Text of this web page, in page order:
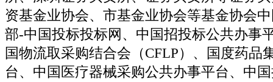
资基金业协会、市基金业协会等基金协会
部-中国投标投标网、中国招投标公共办事
国物流取采购结合会（CFLP）、国度药品
台、中国医疗器械采购公共办事平台、中